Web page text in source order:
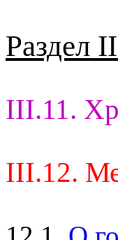
Раздел
III.11.
III.12.